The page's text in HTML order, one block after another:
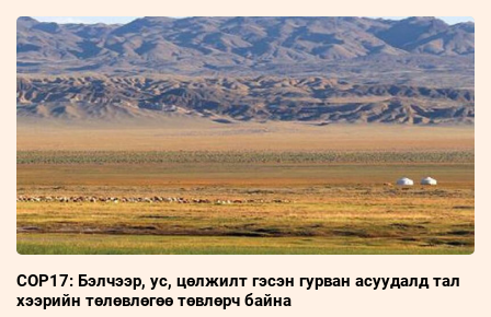
COP17: Бэлчээр, ус, цөлжилт гэсэн гурван асуудалд тал
хээрийн төлөвлөгөө төвлөрч байна